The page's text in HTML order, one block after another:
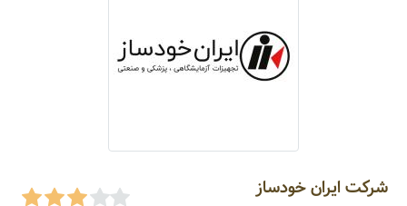
شرکت ایران خودساز